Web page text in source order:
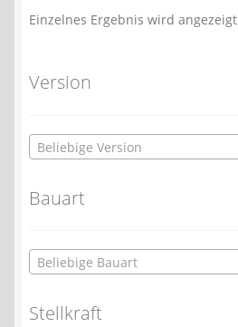
Einzelnes Ergebnis wird angezeigt
Version
Beliebige Version
Bauart
Beliebige Bauart
Stellkraft